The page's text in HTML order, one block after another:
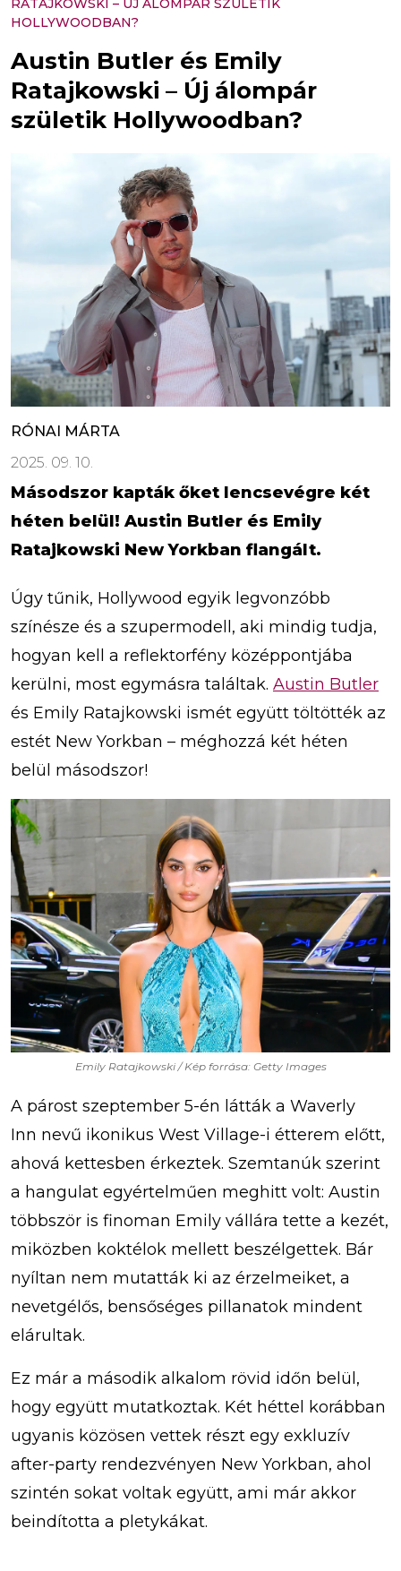
RATAJKOWSKI – ÚJ ÁLOMPÁR SZÜLETIK
HOLLYWOODBAN?
Austin Butler és Emily
Ratajkowski – Új álompár
születik Hollywoodban?
RÓNAI MÁRTA
2025. 09. 10.
Másodszor kapták őket lencsevégre két
héten belül! Austin Butler és Emily
Ratajkowski New Yorkban flangált.
Úgy tűnik, Hollywood egyik legvonzóbb
színésze és a szupermodell, aki mindig tudja,
hogyan kell a reflektorfény középpontjába
kerülni, most egymásra találtak. Austin Butler
és Emily Ratajkowski ismét együtt töltötték az
estét New Yorkban – méghozzá két héten
belül másodszor!
Emily Ratajkowski / Kép forrása: Getty Images
A párost szeptember 5-én látták a Waverly
Inn nevű ikonikus West Village-i étterem előtt,
ahová kettesben érkeztek. Szemtanúk szerint
a hangulat egyértelműen meghitt volt: Austin
többször is finoman Emily vállára tette a kezét,
miközben koktélok mellett beszélgettek. Bár
nyíltan nem mutatták ki az érzelmeiket, a
nevetgélős, bensőséges pillanatok mindent
elárultak.
Ez már a második alkalom rövid időn belül,
hogy együtt mutatkoztak. Két héttel korábban
ugyanis közösen vettek részt egy exkluzív
after-party rendezvényen New Yorkban, ahol
szintén sokat voltak együtt, ami már akkor
beindította a pletykákat.